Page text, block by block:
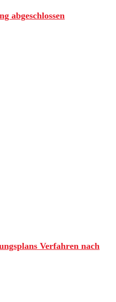
abgeschlossen
Verfahren nach